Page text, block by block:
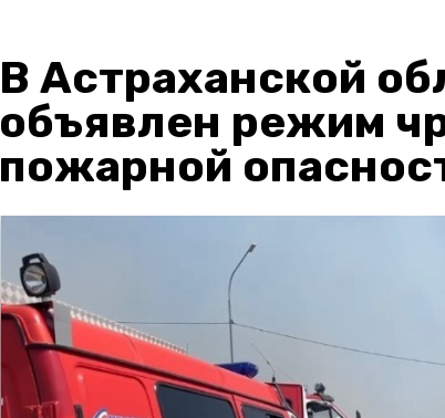
В Астраханской
объявлен режим
пожарной